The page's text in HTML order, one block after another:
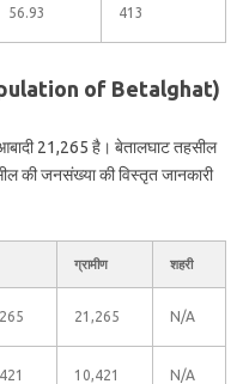
56.93 413
of Betalghat)
21,265 है। बेतालघाट तहसील
की जनसंख्या की विस्तृत जानकारी
ग्रामीण शहरी
21,265 N/A
10,421 N/A